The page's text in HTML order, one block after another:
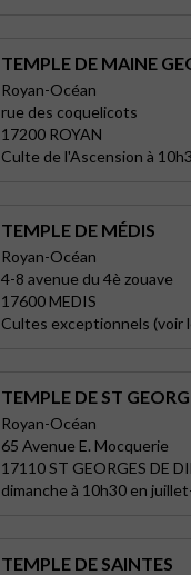
TEMPLE DE MAINE
Royan-Océan
rue des coquelicots
17200 ROYAN
Culte de l'Ascension à
TEMPLE DE MÉDIS
Royan-Océan
4-8 avenue du 4è zouave
17600 MEDIS
Cultes exceptionnels (voir
TEMPLE DE ST
Royan-Océan
65 Avenue E. Mocquerie
17110 ST GEORGES DE
dimanche à 10h30 en
TEMPLE DE SAINTES